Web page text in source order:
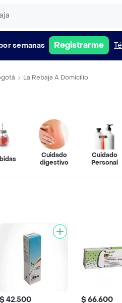
semanas Registrarme
La Rebaja A Domicilio
Cuidado
digestivo
Cuidado
Personal
$ 42.500 $ 66.600